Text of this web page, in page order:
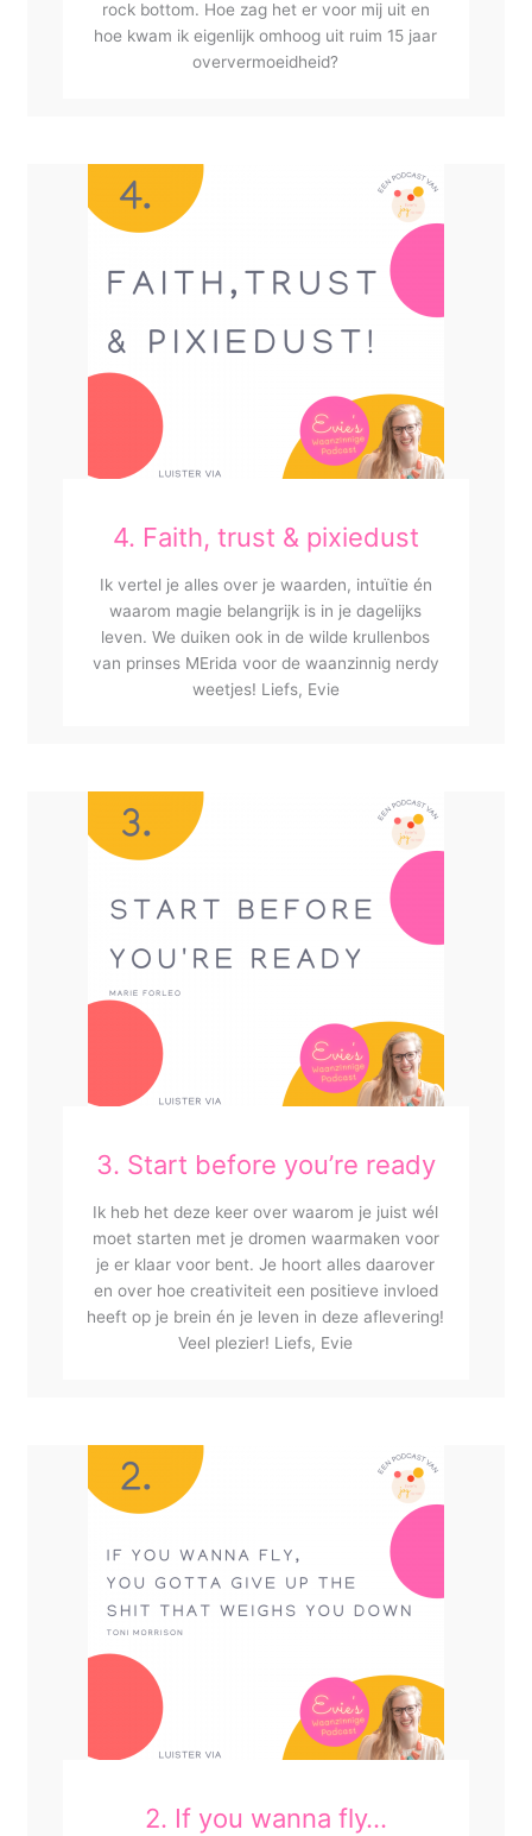
rock bottom. Hoe zag het er voor mij uit en
hoe kwam ik eigenlijk omhoog uit ruim 15 jaar
oververmoeidheid?
4. Faith, trust & pixiedust
Ik vertel je alles over je waarden, intuïtie én
waarom magie belangrijk is in je dagelijks
leven. We duiken ook in de wilde krullenbos
van prinses MErida voor de waanzinnig nerdy
weetjes! Liefs, Evie
3. Start before you’re ready
Ik heb het deze keer over waarom je juist wél
moet starten met je dromen waarmaken voor
je er klaar voor bent. Je hoort alles daarover
en over hoe creativiteit een positieve invloed
heeft op je brein én je leven in deze aflevering!
Veel plezier! Liefs, Evie
2. If you wanna fly…